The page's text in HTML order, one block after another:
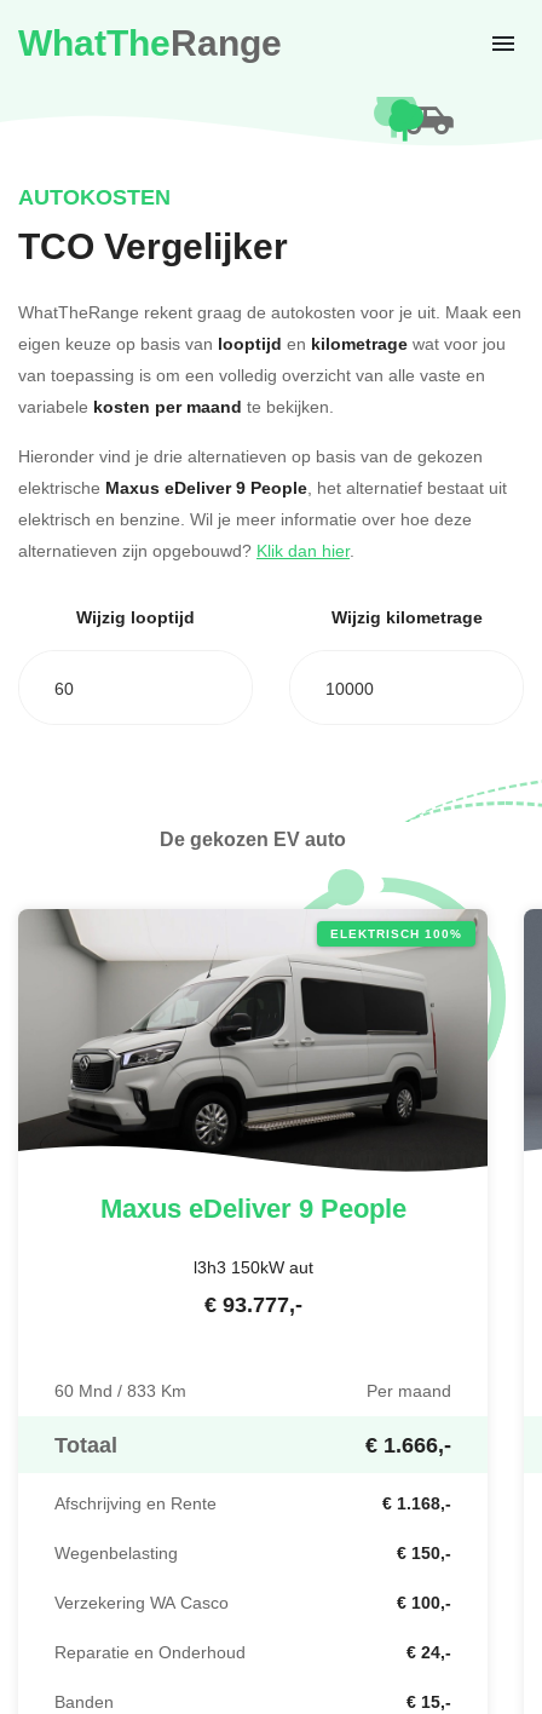
WhatTheRange
AUTOKOSTEN
TCO Vergelijker
WhatTheRange rekent graag de autokosten voor je uit. Maak een
eigen keuze op basis van looptijd en kilometrage wat voor jou
van toepassing is om een volledig overzicht van alle vaste en
variabele kosten per maand te bekijken.
Hieronder vind je drie alternatieven op basis van de gekozen
elektrische Maxus eDeliver 9 People, het alternatief bestaat uit
elektrisch en benzine. Wil je meer informatie over hoe deze
alternatieven zijn opgebouwd? Klik dan hier.
Wijzig looptijd
60
Wijzig kilometrage
10000
De gekozen EV auto
ELEKTRISCH 100%
MaxuseDeliver 9 People
l3h3 150kW aut
€ 93.777,-
60 Mnd / 833 Km Per maand
Totaal € 1.666,-
Afschrijving en Rente € 1.168,-
Wegenbelasting € 150,-
Verzekering WA Casco € 100,-
Reparatie en Onderhoud € 24,-
Banden € 15,-